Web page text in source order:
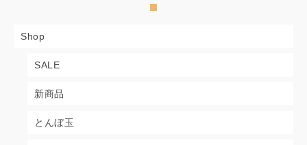
Shop
SALE
新商品
とんぼ玉